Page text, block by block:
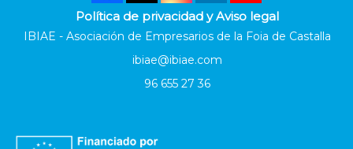
Política de privacidad y Aviso legal
IBIAE - Asociación de Empresarios de la Foia de Castalla
ibiae@ibiae.com
96 655 27 36